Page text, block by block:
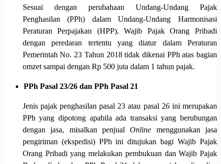
Sesuai dengan perubahaan Undang-Undang Pajak
Penghasilan (PPh) dalam Undang-Undang Harmonisasi
Peraturan Perpajakan (HPP), Wajib Pajak Orang Pribadi
dengan peredaran tertentu yang diatur dalam Peraturan
Pemerintah No. 23 Tahun 2018 tidak dikenai PPh atas bagian
omzet sampai dengan Rp 500 juta dalam 1 tahun pajak.
PPh Pasal 23/26 dan PPh Pasal 21
Jenis pajak penghasilan pasal 23 atau pasal 26 ini merupakan
PPh yang dipotong apabila ada transaksi yang berubungan
dengan jasa, misalkan penjualOnline menggunakan jasa
pengiriman (ekspedisi) PPh ini ditujukan bagi Wajib Pajak
Orang Pribadi yang melakukan pembukuan dan Wajib Pajak